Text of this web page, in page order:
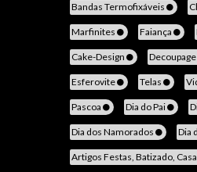
Bandas Termofixáveis
Marfinites Faiança
Cake-Design Decoupage
Esferovite Telas
Pascoa Dia do Pai
Dia dos Namorados Dia
Artigos Festas, Batizado,